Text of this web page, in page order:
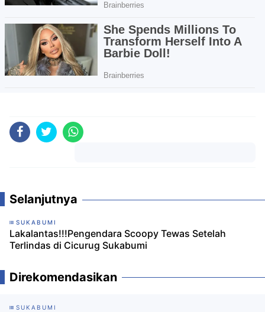
Selanjutnya
SUKABUMI
Lakalantas!!!Pengendara Scoopy Tewas Setelah
Terlindas di Cicurug Sukabumi
Direkomendasikan
SUKABUMI